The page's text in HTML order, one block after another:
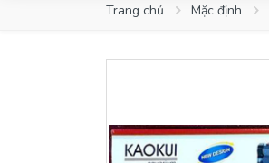
Cây thủy sinh
Đèn Thủy Sinh
Trang chủ Mặc định